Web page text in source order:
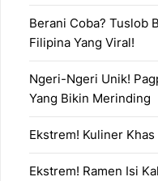
Berani Coba? Tuslob
Filipina Yang Viral!
Ngeri-Ngeri Unik!
Yang Bikin Merinding
Ekstrem! Kuliner
Ekstrem! Ramen Isi